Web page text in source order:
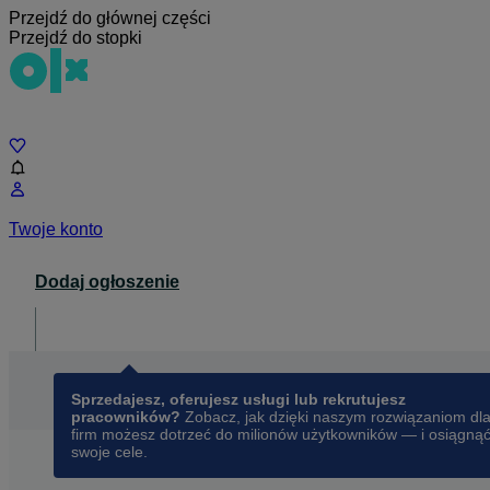
Przejdź do głównej części
Przejdź do stopki
Twoje konto
Dodaj ogłoszenie
Sprzedajesz, oferujesz usługi lub rekrutujesz
pracowników? Zobacz, jak dzięki naszym rozwiązaniom dla
firm możesz dotrzeć do milionów użytkowników — i osiągnąć
swoje cele.